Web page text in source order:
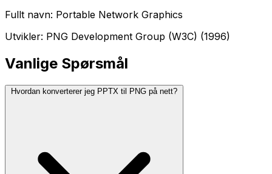
Fullt navn: Portable Network Graphics
Utvikler: PNG Development Group (W3C) (1996)
Vanlige Spørsmål
Hvordan konverterer jeg PPTX til PNG på nett?